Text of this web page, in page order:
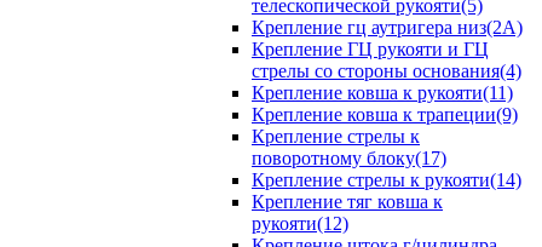
телескопической рукояти(5)
Крепление гц аутригера низ(2А)
Крепление ГЦ рукояти и ГЦ
стрелы со стороны основания(4)
Крепление ковша к рукояти(11)
Крепление ковша к трапеции(9)
Крепление стрелы к
поворотному блоку(17)
Крепление стрелы к рукояти(14)
Крепление тяг ковша к
рукояти(12)